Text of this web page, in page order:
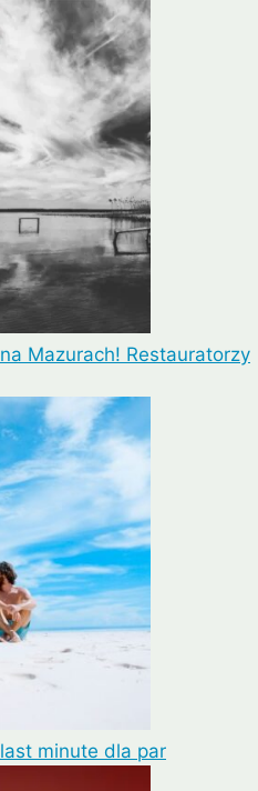
Mazurach! Restauratorzy
minute dla par